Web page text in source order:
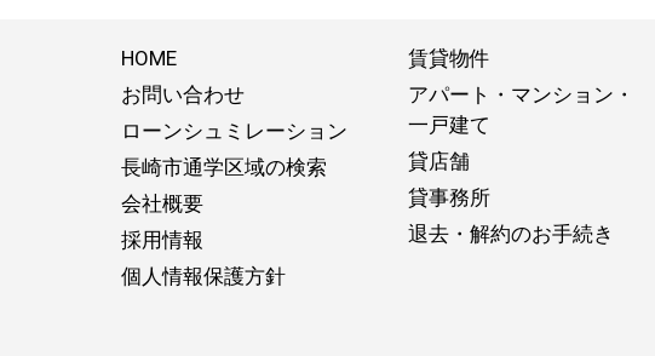
HOME
お問い合わせ
ローンシュミレーション
長崎市通学区域の検索
会社概要
採用情報
個人情報保護方針
賃貸物件
アパート・マンション・
一戸建て
貸店舗
貸事務所
退去・解約のお手続き